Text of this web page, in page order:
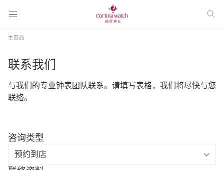
主页面
联系我们
与我们的专业钟表团队联系。请填写表格，我们将尽快与您
联络。
咨询类型